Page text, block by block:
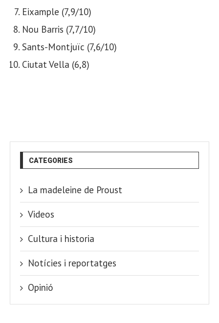
Eixample (7,9/10)
Nou Barris (7,7/10)
Sants-Montjuïc (7,6/10)
Ciutat Vella (6,8)
CATEGORIES
La madeleine de Proust
Videos
Cultura i historia
Notícies i reportatges
Opinió